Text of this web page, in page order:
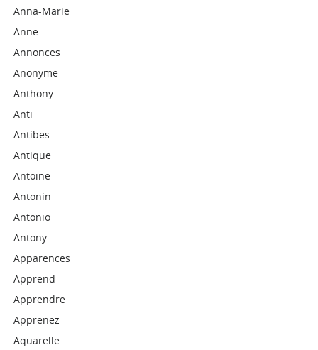
Anna-Marie
Anne
Annonces
Anonyme
Anthony
Anti
Antibes
Antique
Antoine
Antonin
Antonio
Antony
Apparences
Apprend
Apprendre
Apprenez
Aquarelle